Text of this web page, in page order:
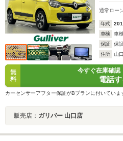
通常ロー
年式
車検
車
保証
保
住所
山
無
料
今すぐ在庫確認
電話
カーセンサーアフター保証がBプランに付いていま
販売店： ガリバー 山口店